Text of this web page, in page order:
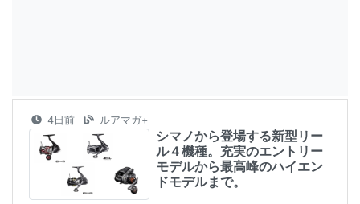
4日前 ルアマガ+
シマノから登場する新型リー
ル４機種。充実のエントリー
モデルから最高峰のハイエン
ドモデルまで。